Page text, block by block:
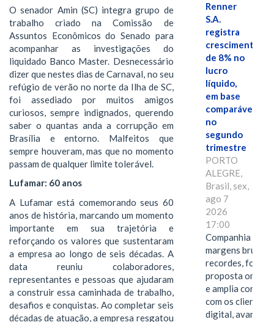
O senador Amin (SC) integra grupo de
trabalho criado na Comissão de
Assuntos Econômicos do Senado para
acompanhar as investigações do
liquidado Banco Master. Desnecessário
dizer que nestes dias de Carnaval, no seu
refúgio de verão no norte da Ilha de SC,
foi assediado por muitos amigos
curiosos, sempre indignados, querendo
saber o quantas anda a corrupção em
Brasília e entorno. Malfeitos que
sempre houveram, mas que no momento
passam de qualquer limite tolerável.
Lufamar: 60 anos
A Lufamar está comemorando seus 60
anos de história, marcando um momento
importante em sua trajetória e
reforçando os valores que sustentaram
a empresa ao longo de seis décadas. A
data reuniu colaboradores,
representantes e pessoas que ajudaram
a construir essa caminhada de trabalho,
desafios e conquistas. Ao completar seis
décadas de atuação, a empresa resgatou
Renner
S.A.
registra
crescimento
de 8% no
lucro
líquido,
em base
comparável,
no
segundo
trimestre
PORTO
ALEGRE,
Brasil, sex,
ago 7
2026
17:00
Companhia
margens brutas
recordes,
proposta
e amplia
com os clientes
digital, avanços